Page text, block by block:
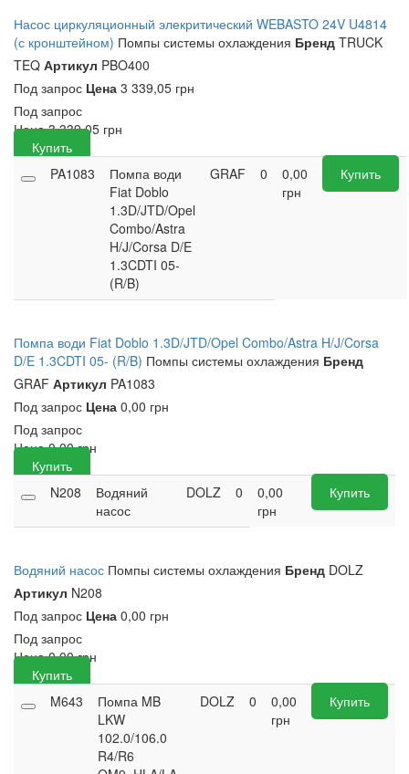
Насос циркуляционный элекритический WEBASTO 24V U4814
(с кронштейном) Помпы системы охлаждения Бренд TRUCK
TEQ Артикул PBO400
Под запрос Цена 3 339,05 грн
Под запрос
Цена 3 339,05 грн
Купить
PA1083
Помпа води
Fiat Doblo
1.3D/JTD/Opel
Combo/Astra
H/J/Corsa D/E
1.3CDTI 05-
(R/B)
GRAF 0
0,00
грн
Купить
Помпа води Fiat Doblo 1.3D/JTD/Opel Combo/Astra H/J/Corsa
D/E 1.3CDTI 05- (R/B) Помпы системы охлаждения Бренд
GRAF Артикул PA1083
Под запрос Цена 0,00 грн
Под запрос
Цена 0,00грн
Купить
N208
Водяний
насос
DOLZ 0
0,00
грн
Купить
Водяний насос Помпы системы охлаждения Бренд DOLZ
Артикул N208
Под запрос Цена 0,00 грн
Под запрос
Цена 0,00грн
Купить
M643
Помпа MB
LKW
102.0/106.0
R4/R6
DOLZ 0
0,00
грн
Купить